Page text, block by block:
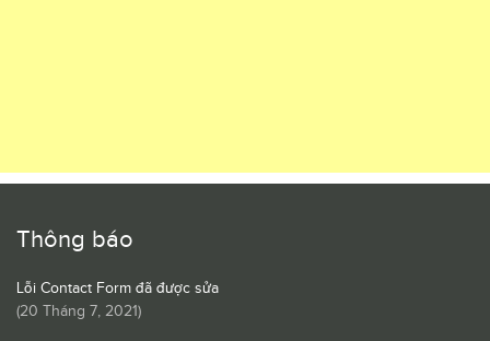
Thông báo
Lỗi Contact Form đã được sửa
(20 Tháng 7, 2021)